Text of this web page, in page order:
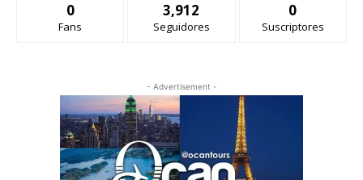
0
Fans
3,912
Seguidores
0
Suscriptores
- Advertisement -